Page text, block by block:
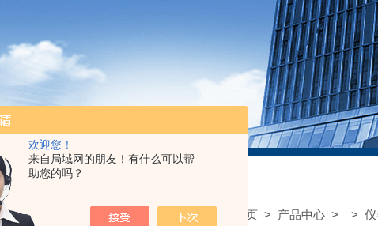
欢迎您！
来自局域网的朋友！有什么可以帮
助您的吗？
我的位置： 首页 > 产品中心 > >